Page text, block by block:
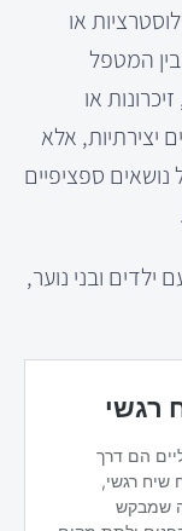
או
המטפל
או
יצירתיות, אלא
ספציפיים
ילדים ובני נוער,